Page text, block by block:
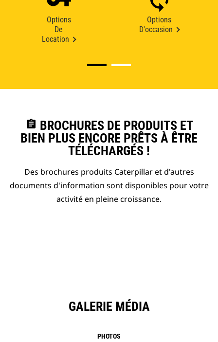
Options
De
Location
Options
D'occasion
assignment BROCHURES DE PRODUITS ET
BIEN PLUS ENCORE PRÊTS À ÊTRE
TÉLÉCHARGÉS !
Des brochures produits Caterpillar et d'autres
documents d'information sont disponibles pour votre
activité en pleine croissance.
GALERIE MÉDIA
PHOTOS